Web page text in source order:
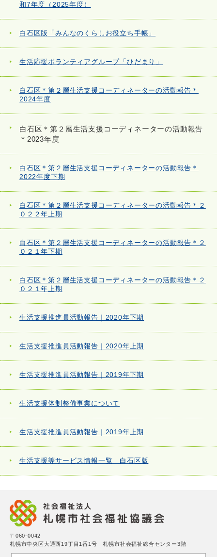
和7年度（2025年度）
白石区版「みんなのくらしお役立ち手帳」
生活応援ボランティアグループ「ひだまり」
白石区＊第２層生活支援コーディネーターの活動報告＊
2024年度
白石区＊第２層生活支援コーディネーターの活動報告
＊2023年度
白石区＊第２層生活支援コーディネーターの活動報告＊
2022年度下期
白石区＊第２層生活支援コーディネーターの活動報告＊２
０２２年上期
白石区＊第２層生活支援コーディネーターの活動報告＊２
０２１年下期
白石区＊第２層生活支援コーディネーターの活動報告＊２
０２１年上期
生活支援推進員活動報告｜2020年下期
生活支援推進員活動報告｜2020年上期
生活支援推進員活動報告｜2019年下期
生活支援体制整備事業について
生活支援推進員活動報告｜2019年上期
生活支援等サービス情報一覧 白石区版
〒060-0042
札幌市中央区大通西19丁目1番1号 札幌市社会福祉総合センター3階